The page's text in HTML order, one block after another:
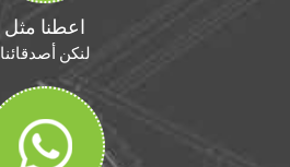
اعطنا مثل
لنكن أصدقائنا